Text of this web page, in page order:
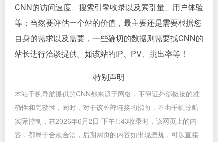
CNN的访问速度、搜索引擎收录以及索引量、用户体验
等；当然要评估一个站的价值，最主要还是需要根据您
自身的需求以及需要，一些确切的数据则需要找CNN的
站长进行洽谈提供。如该站的IP、PV、跳出率等！
特别声明
本站千帆导航提供的CNN都来源于网络，不保证外部链接的准
确性和完整性，同时，对于该外部链接的指向，不由千帆导航
实际控制，在2026年6月2日 下午1:43收录时，该网页上的内
容，都属于合规合法，后期网页的内容如出现违规，可以直接